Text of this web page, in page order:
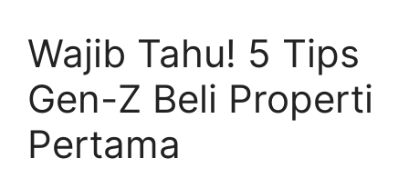
Wajib Tahu! 5 Tips
Gen-Z Beli Properti
Pertama